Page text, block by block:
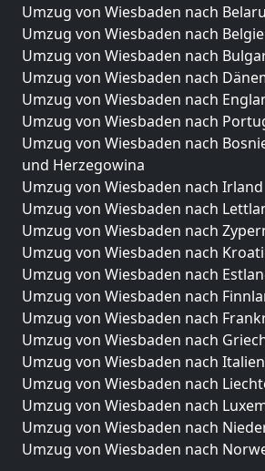
Umzug von Wiesbaden nach
Umzug von Wiesbaden nach
Umzug von Wiesbaden nach
Umzug von Wiesbaden nach
Umzug von Wiesbaden nach
Umzug von Wiesbaden nach
Umzug von Wiesbaden nach
und Herzegowina
Umzug von Wiesbaden nach Irland
Umzug von Wiesbaden nach
Umzug von Wiesbaden nach
Umzug von Wiesbaden nach
Umzug von Wiesbaden nach
Umzug von Wiesbaden nach
Umzug von Wiesbaden nach
Umzug von Wiesbaden nach
Umzug von Wiesbaden nach Italien
Umzug von Wiesbaden nach
Umzug von Wiesbaden nach
Umzug von Wiesbaden nach
Umzug von Wiesbaden nach